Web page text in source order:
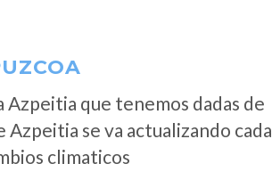
Azpeitia que tenemos dadas de
se va actualizando cada
climaticos